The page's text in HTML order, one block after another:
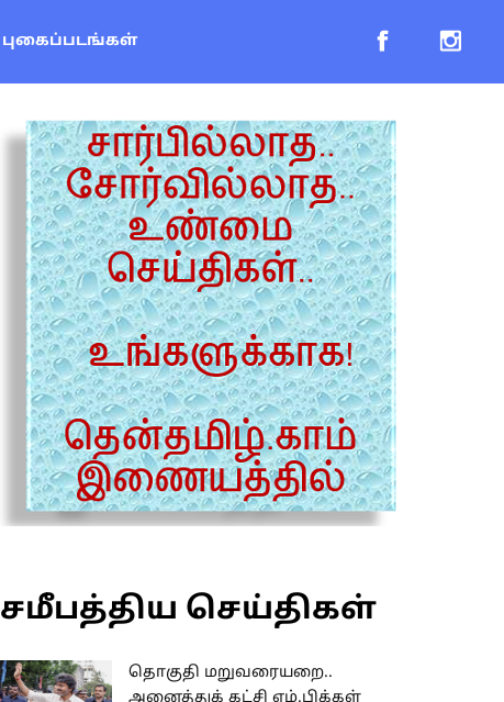
புகைப்படங்கள்
சமீபத்திய செய்திகள்
தொகுதி மறுவரையறை..
அனைத்துக் கட்சி எம்.பிக்கள்